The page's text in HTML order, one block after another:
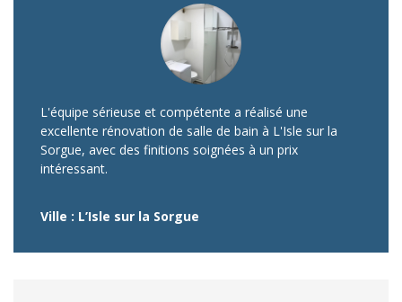
L'équipe sérieuse et compétente a réalisé une
excellente rénovation de salle de bain à L'Isle sur la
Sorgue, avec des finitions soignées à un prix
intéressant.
Ville : L’Isle sur la Sorgue